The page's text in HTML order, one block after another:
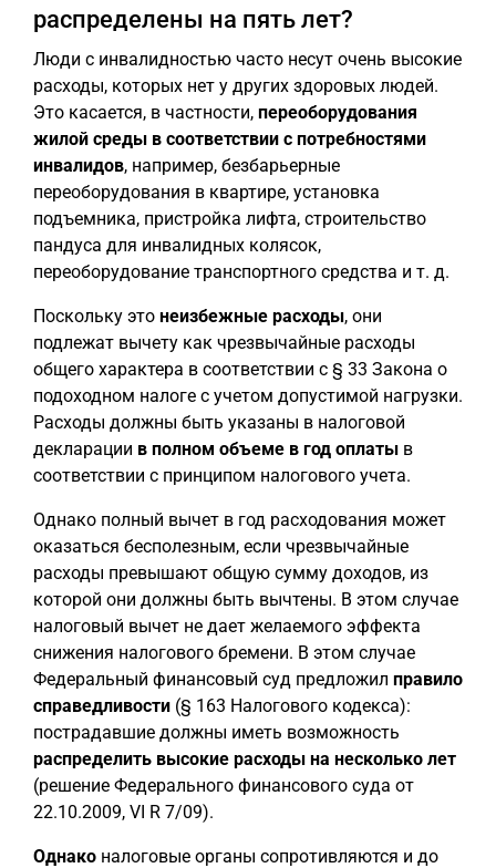
распределены на пять лет?
Люди с инвалидностью часто несут очень высокие
расходы, которых нет у других здоровых людей.
Это касается, в частности, переоборудования
жилой среды в соответствии с потребностями
инвалидов, например, безбарьерные
переоборудования в квартире, установка
подъемника, пристройка лифта, строительство
пандуса для инвалидных колясок,
переоборудование транспортного средства и т. д.
Поскольку это неизбежные расходы, они
подлежат вычету как чрезвычайные расходы
общего характера в соответствии с § 33 Закона о
подоходном налоге с учетом допустимой нагрузки.
Расходы должны быть указаны в налоговой
декларации в полном объеме в год оплаты в
соответствии с принципом налогового учета.
Однако полный вычет в год расходования может
оказаться бесполезным, если чрезвычайные
расходы превышают общую сумму доходов, из
которой они должны быть вычтены. В этом случае
налоговый вычет не дает желаемого эффекта
снижения налогового бремени. В этом случае
Федеральный финансовый суд предложил правило
справедливости (§ 163 Налогового кодекса):
пострадавшие должны иметь возможность
распределить высокие расходы на несколько лет
(решение Федерального финансового суда от
22.10.2009, VI R 7/09).
Однако налоговые органы сопротивляются и до